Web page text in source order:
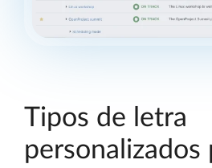
Tipos de letra
personalizados